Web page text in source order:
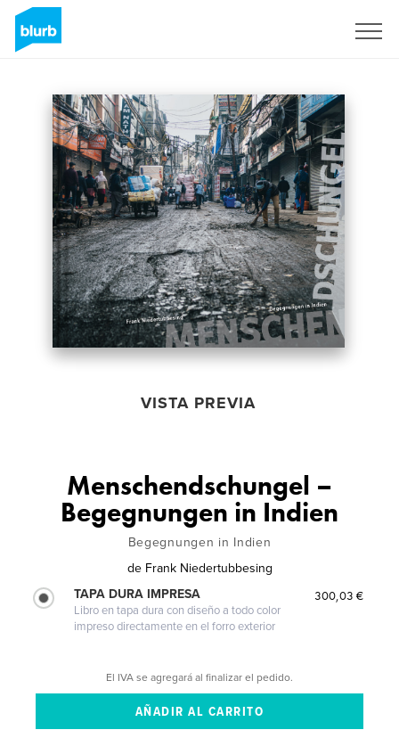
VISTA PREVIA
Menschendschungel –
Begegnungen in Indien
Begegnungen in Indien
de Frank Niedertubbesing
TAPA DURA IMPRESA
Libro en tapa dura con diseño a todo color
impreso directamente en el forro exterior
300,03 €
El IVA se agregará al finalizar el pedido.